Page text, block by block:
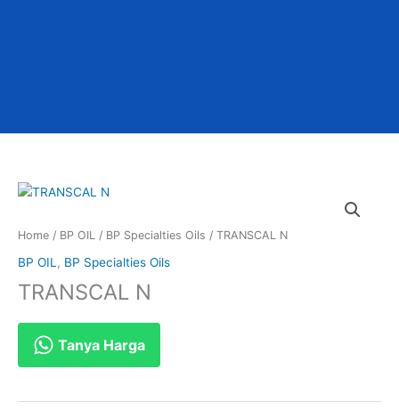
Home / BP OIL / BP Specialties Oils / TRANSCAL N
BP OIL , BP Specialties Oils
TRANSCAL N
Tanya Harga